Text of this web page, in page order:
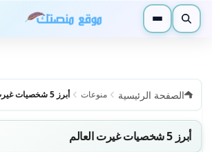
بحث القائمة
الصفحة الرئيسية منوعات أبرز 5 شخصيات غيرت العالم
أبرز 5 شخصيات غيرت العالم